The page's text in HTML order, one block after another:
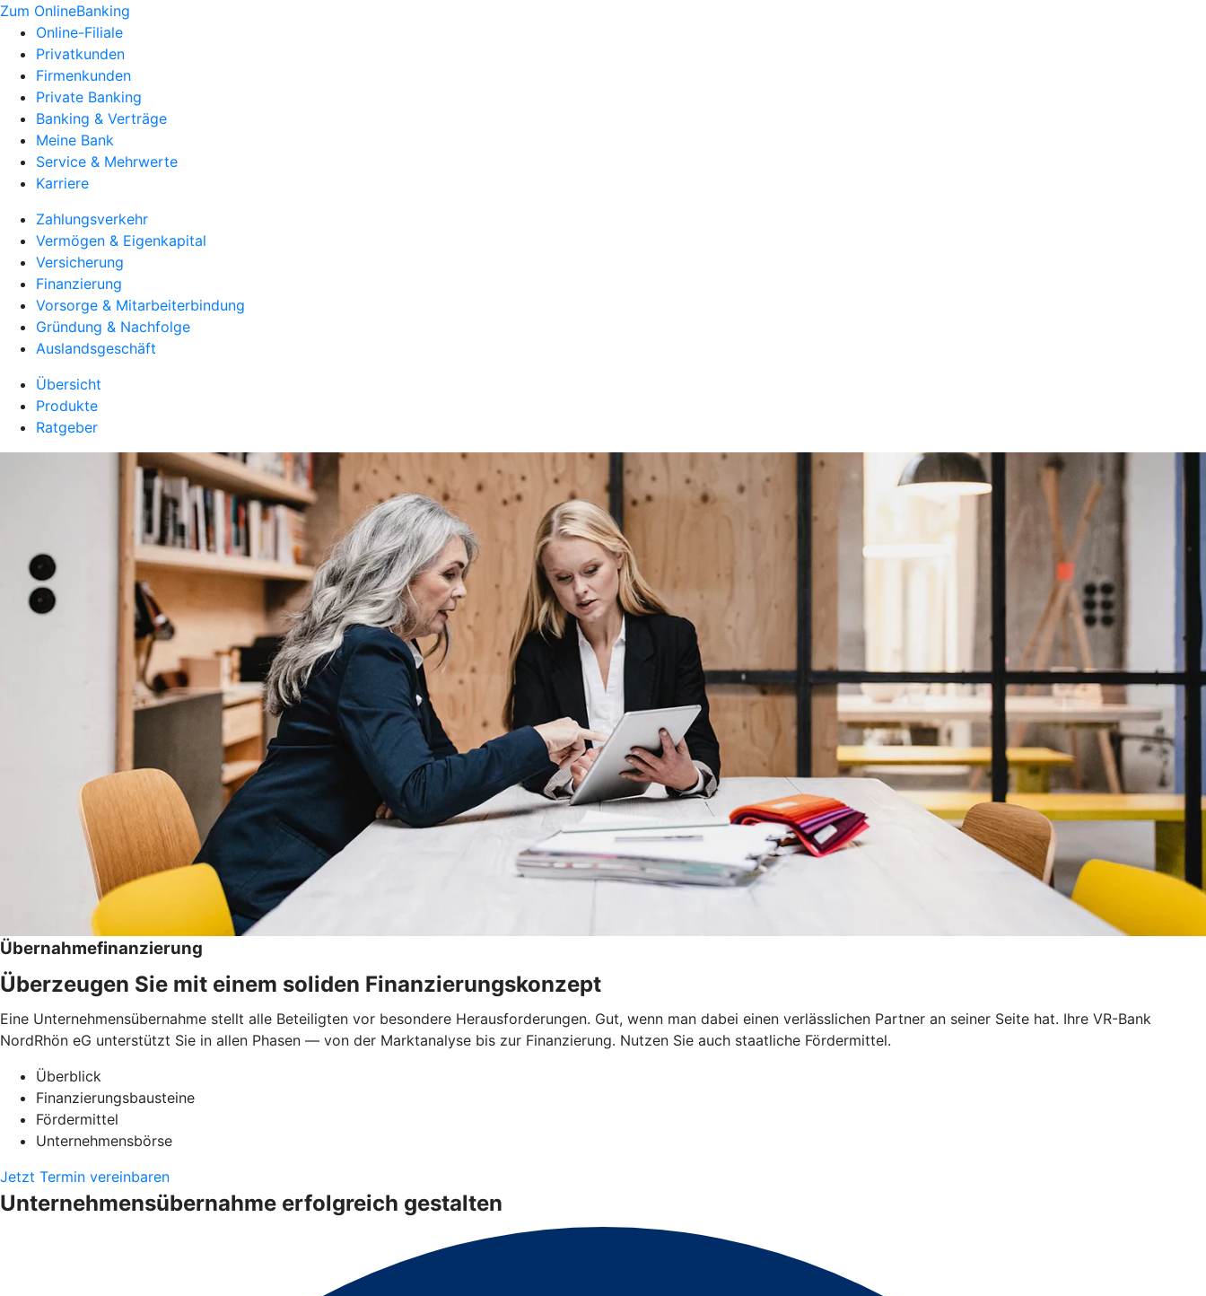
Zum OnlineBanking
Online-Filiale
Privatkunden
Firmenkunden
Private Banking
Banking & Verträge
Meine Bank
Service & Mehrwerte
Karriere
Zahlungsverkehr
Vermögen & Eigenkapital
Versicherung
Finanzierung
Vorsorge & Mitarbeiterbindung
Gründung & Nachfolge
Auslandsgeschäft
Übersicht
Produkte
Ratgeber
Übernahmefinanzierung
Überzeugen Sie mit einem soliden Finanzierungskonzept
Eine Unternehmensübernahme stellt alle Beteiligten vor besondere Herausforderungen. Gut, wenn man dabei einen verlässlichen Partner an seiner Seite hat. Ihre VR-Bank
NordRhön eG unterstützt Sie in allen Phasen — von der Marktanalyse bis zur Finanzierung. Nutzen Sie auch staatliche Fördermittel.
Überblick
Finanzierungsbausteine
Fördermittel
Unternehmensbörse
Jetzt Termin vereinbaren
Unternehmensübernahme erfolgreich gestalten